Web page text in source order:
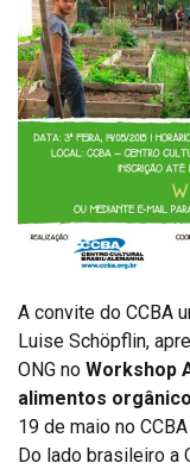
A convite do CCBA
Luise Schöpflin,
ONG no Workshop
alimentos
19 de maio no
Do lado brasileiro a